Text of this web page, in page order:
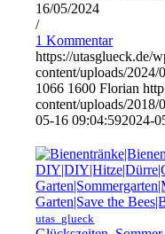
16/05/2024
/
1 Kommentar
https://utasglueck.de/
content/uploads/
1066 1600 Florian
content/uploads/
05-16 09:04:592024-
utas_glueck